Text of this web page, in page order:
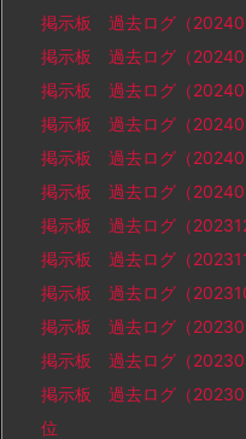
掲示板 過去ログ（
掲示板 過去ログ（
掲示板 過去ログ（
掲示板 過去ログ（
掲示板 過去ログ（
掲示板 過去ログ（
掲示板 過去ログ（
掲示板 過去ログ（
掲示板 過去ログ（
掲示板 過去ログ（
掲示板 過去ログ（
掲示板 過去ログ（
位